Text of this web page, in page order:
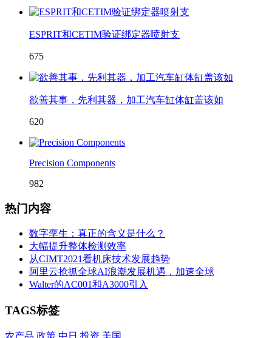
ESPRIT和CETIM验证绑定器喷射支
675
欲善其事，先利其器，加工汽车缸体缸盖该如
620
Precision Components
982
热门内容
数字孪生：真正的含义是什么？
大幅提升整体检测效率
从CIMT2021看机床技术发展趋势
阿里云抢抓全球AI浪潮发展机遇，加速全球
Walter的AC001和A3000引入
TAGS标签
农产品 政策 中日 投资 美国